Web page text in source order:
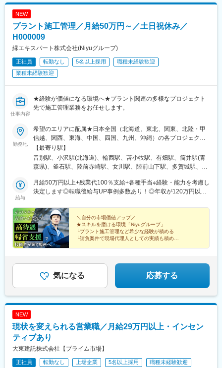
田駅(滋賀県)、福知山駅、桂駅、東野駅(京都府)、伏見駅(京都
府)、藤阪駅、星ケ丘駅(大阪府)、池田駅(大阪府)、門真南駅、水無
瀬駅、ＪＲ総持寺駅、荒本駅、河内天美駅、深井駅、泉佐野駅、
尼崎駅(阪神線)、打出駅、西明石駅、別府駅(兵庫県)、手柄駅、網
干駅、新大宮駅、大和八木駅、和歌山駅、眉山ロープウェイ山麓
駅、三条駅(香川県)、松山駅(愛媛県)、桟橋通二丁目駅、備前西市
駅、岡山駅、倉敷駅、鳥取駅、松江駅、東福山駅、松永駅、東広
駅、西黒崎駅、吉塚駅、古賀駅、橋本駅(福岡県)、春日原駅、御井
駅、佐賀駅、大橋駅(長崎県)、中佐世保駅、大分駅、西里駅、平成
船駅、大師橋駅、伊勢佐木長者町駅、南林間駅、長沼駅(静岡県)、
浄心駅、成岩駅、三柿野駅、中川原駅、宮之阪駅、上牧駅(大阪
府)、田中口駅、大手町駅(愛媛県)、桟橋通三丁目駅、岡山駅前
駅、倉敷市駅、比治山橋駅、横川一丁目駅、熊西駅、佐世保中央
駅、郡元駅(鹿児島市電)、黄金町駅、古庄駅、島本駅、ＪＲ松山駅
前駅、桟橋通一丁目駅、皆実町二丁目駅、横川駅、黒崎駅前駅、
佐世保駅、郡元・南駅
NEW
プラント施工管理／月給50万円～／土日祝休み／
H000009
縁エキスパート株式会社(Niyuグループ)
正社員 転勤なし 5名以上採用
職種未経験歓迎
業種未経験歓迎
仕事内容
★経験が価値になる環境へ★プラント関連の多様なプロジェクト
先で施工管理業務をお任せします。
勤務地
希望のエリアに配属★日本全国（北海道、東北、関東、北陸・甲
信越、関西、東海、中国、四国、九州、沖縄）の各プロジェクト
先および請負現場先◎希望勤務地100％考慮◎マイカー通勤可能※
社用車貸与（規定あり）◎U・Iターン歓迎◎出張あり◎無料の寮
や社宅の利用可能※プロジェクト先による■首都圏／東京、神奈
良、滋賀、和歌山■東海／愛知、岐阜、三重、静岡■九州／福岡、
鹿児島、熊本、大分、長崎、宮崎県、佐賀県■北海道／北海道■東
口、島根、鳥取■四国／香川、徳島、愛媛、高知■北陸／富山、石
川、福井■沖縄／沖縄
【最寄り駅】
音別駅、小沢駅(北海道)、輪西駅、苫小牧駅、有畑駅、筒井駅(青
森県)、釜石駅、陸前赤崎駅、女川駅、陸前山下駅、多賀城駅、佐
駅、蘇我駅、野田市駅、根岸駅(神奈川県)、大川駅、小島新田駅、
川崎大師駅、黒井駅(新潟県)、刈羽駅、笠師保駅、東美浜駅、加斗
本線)、長浦駅(愛知県)、新日鉄前駅、名和駅(愛知県)、東成岩駅、
平津駅、四日市駅、海山道駅、高師浜駅、平林駅(大阪府)、石津川
駅、山崎駅(京都府)、桜島駅、広畑駅、朝日ケ丘駅、三菱自工前
駅、大門駅(広島県)、大竹駅、徳山駅、新居浜駅、八幡浜駅、須崎
駅、黒崎駅、枝光駅、西唐津駅、西諫早駅、原水駅、高城駅、鶴
駅、東門前駅、西黒崎駅
給与
月給50万円以上+残業代100％支給+各種手当※経験・能力を考慮し
決定します◎転職後給与UP事例多数あり！◎年収が120万円以上
円／49歳（入社5年）980万円／55歳（入社10年）
＼自分の市場価値アップ／
★スキルを磨ける環境「Niyuグループ」
└プラント施工管理など希少な経験が積める
└請負案件で現場代理人としての実績も積める
気になる 応募する
NEW
現状を変えられる営業職／月給29万円以上・インセン
ティブあり
大東建託株式会社【プライム市場】
正社員 転勤なし 上場企業 5名以上採用 職種未経験歓迎